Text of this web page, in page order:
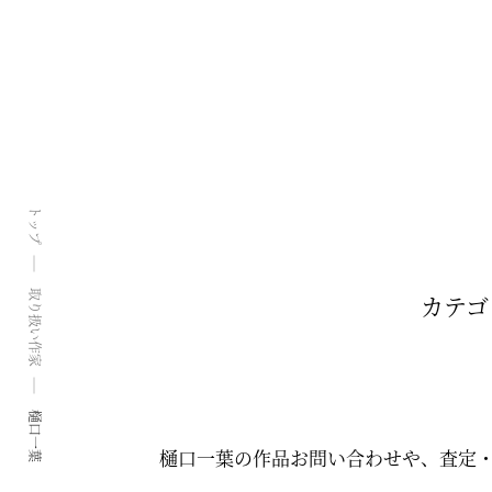
トップ
取り扱い作家
樋口一葉
カテ
樋口一葉の作品お問い合わせや、査定